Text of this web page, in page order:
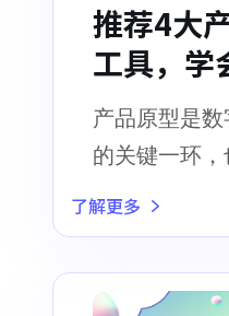
推荐4大
工具，学
藏！
产品原型是
的关键一环
通的利器
了解更多